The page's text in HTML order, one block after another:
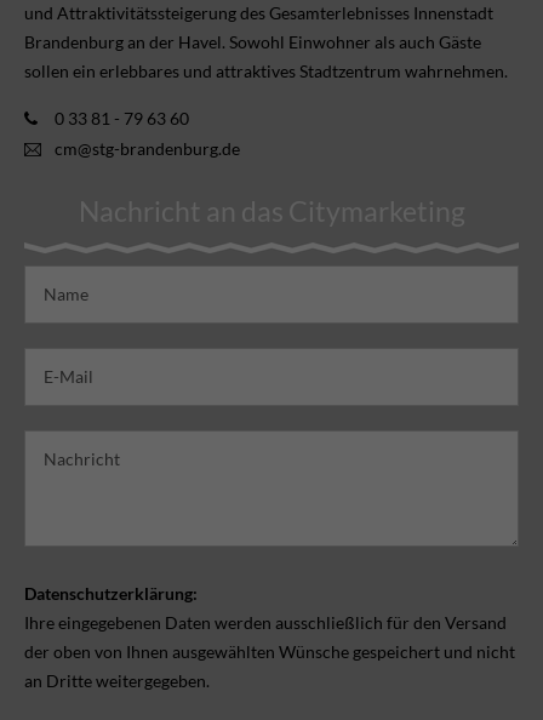
und Attraktivitätssteigerung des Gesamterlebnisses Innenstadt
Brandenburg an der Havel. Sowohl Einwohner als auch Gäste
sollen ein erlebbares und attraktives Stadtzentrum wahrnehmen.
0 33 81 - 79 63 60
cm@stg-brandenburg.de
Nachricht an das Citymarketing
Datenschutzerklärung:
Ihre eingegebenen Daten werden ausschließlich für den Versand
der oben von Ihnen ausgewählten Wünsche gespeichert und nicht
an Dritte weitergegeben.